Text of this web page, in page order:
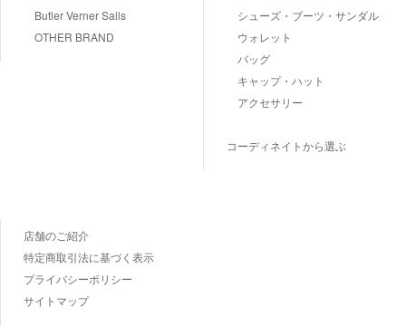
Butler Verner Sails
OTHER BRAND
シューズ・ブーツ・サンダル
ウォレット
バッグ
キャップ・ハット
アクセサリー
コーディネイトから選ぶ
店舗のご紹介
特定商取引法に基づく表示
プライバシーポリシー
サイトマップ